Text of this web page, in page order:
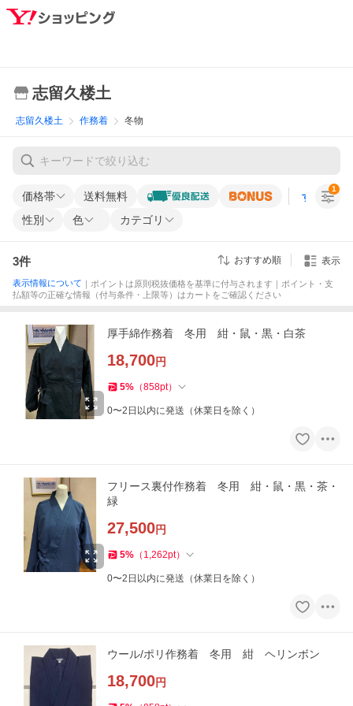
志留久楼土
志留久楼土 作務着 冬物
価格帯 送料無料 すべての条
性別 色 カテゴリ
1
3件 おすすめ順 表示
表示情報について ｜ポイントは原則税抜価格を基準に付与されます｜ポイント・支
払額等の正確な情報（付与条件・上限等）はカートをご確認ください
厚手綿作務着 冬用 紺・鼠・黒・白茶
18,700円
5% （858pt）
0〜2日以内に発送（休業日を除く）
フリース裏付作務着 冬用 紺・鼠・黒・茶・
緑
27,500円
5% （ 1,262pt）
0〜2日以内に発送（休業日を除く）
ウール/ポリ作務着 冬用 紺 ヘリンボン
18,700円